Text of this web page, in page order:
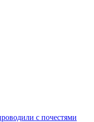
с почестями